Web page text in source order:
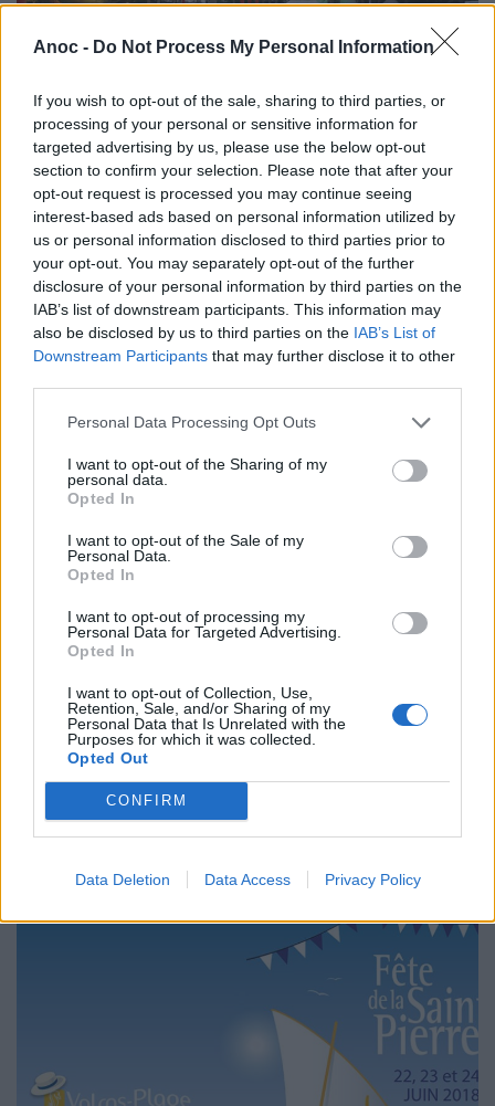
Anoc - Do Not Process My Personal Information
If you wish to opt-out of the sale, sharing to third parties, or
processing of your personal or sensitive information for
targeted advertising by us, please use the below opt-out
section to confirm your selection. Please note that after your
opt-out request is processed you may continue seeing
interest-based ads based on personal information utilized by
us or personal information disclosed to third parties prior to
your opt-out. You may separately opt-out of the further
disclosure of your personal information by third parties on the
IAB’s list of downstream participants. This information may
also be disclosed by us to third parties on the IAB’s List of
Downstream Participants that may further disclose it to other
Personal Data Processing Opt Outs
I want to opt-out of the Sharing of my
personal data.
Opted In
I want to opt-out of the Sale of my
Personal Data.
Opted In
I want to opt-out of processing my
Personal Data for Targeted Advertising.
Opted In
I want to opt-out of Collection, Use,
Retention, Sale, and/or Sharing of my
Personal Data that Is Unrelated with the
Purposes for which it was collected.
Opted Out
CONFIRM
Data Deletion Data Access Privacy Policy
Soirées Festives de Bocaud
Après la Fête de la Musique, la Ville de Jacou a encore envie
de célébrer l'été et la musique et vous invite au Parc de
Bocaud pour des soirées musicales et festives les vendredi
29 et samedi 30 juin 2018.
Fête de la Mer à Carnon
Fête des marins, des pêcheurs et des plaisanciers, la Fête
de la Mer à Carnon invite chaque année le grand public à
découvrir et à redécouvrir les beautés et richesses de la
Méditerranée, dans une ambiance conviviale et
chaleureuse.